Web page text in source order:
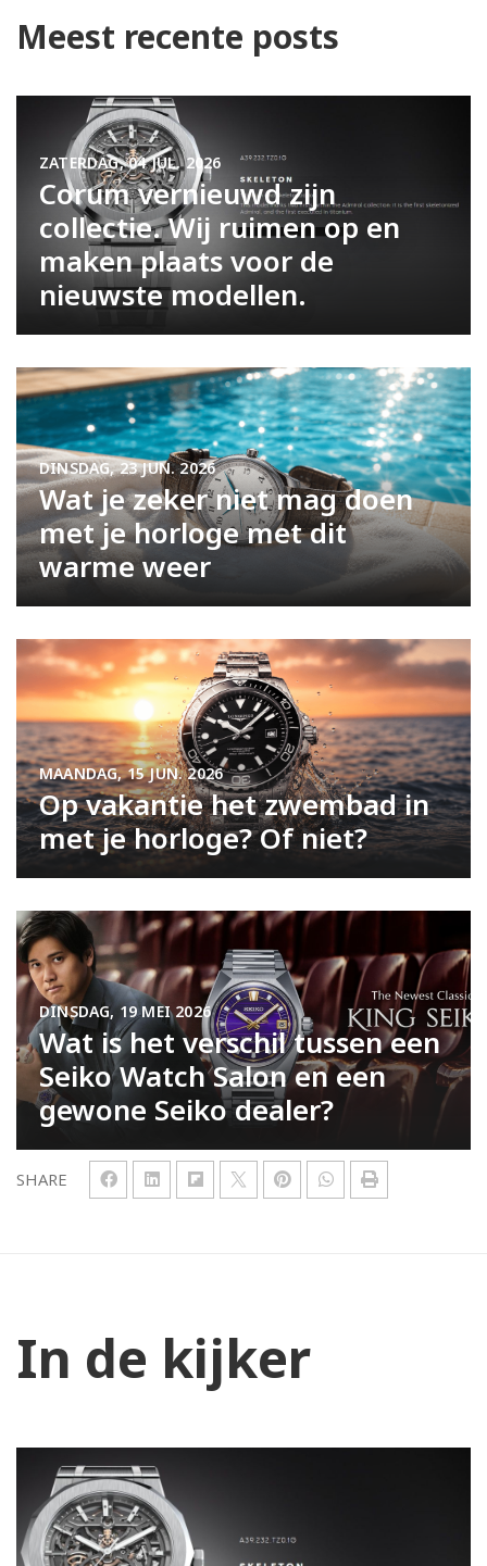
SHARE
Meest recente posts
Corum vernieuwd zijn
collectie. Wij ruimen op en
maken plaats voor de
nieuwste modellen.
ZATERDAG, 04 JUL. 2026
Wat je zeker niet mag doen
met je horloge met dit
warme weer
DINSDAG, 23 JUN. 2026
Op vakantie het zwembad in
met je horloge? Of niet?
MAANDAG, 15 JUN. 2026
Wat is het verschil tussen een
Seiko Watch Salon en een
gewone Seiko dealer?
DINSDAG, 19 MEI 2026
In de kijker